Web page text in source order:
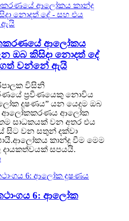
ආලෝකය
ඔබ කිසිදා නොදත් දේ
වන්නේ ඇයි
විසිනි
ප්‍රවීණයෙකු නොවිය
දූෂණය” යන යෙදුම ඔබ
ආලෝකකරණය ආලෝක
සාධකයක් වන අතර එය
සිට වන සතුන් දක්වා
කාන්දු වීම මෙම
දායකත්වයක් සපයයි.
6: ආලෝක